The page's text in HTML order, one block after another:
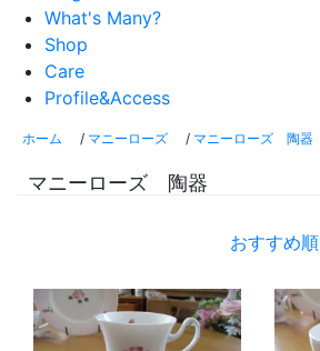
What's Many?
Shop
Care
Profile&Access
ホーム / マニーローズ / マニーローズ 陶器
マニーローズ 陶器
おすすめ順